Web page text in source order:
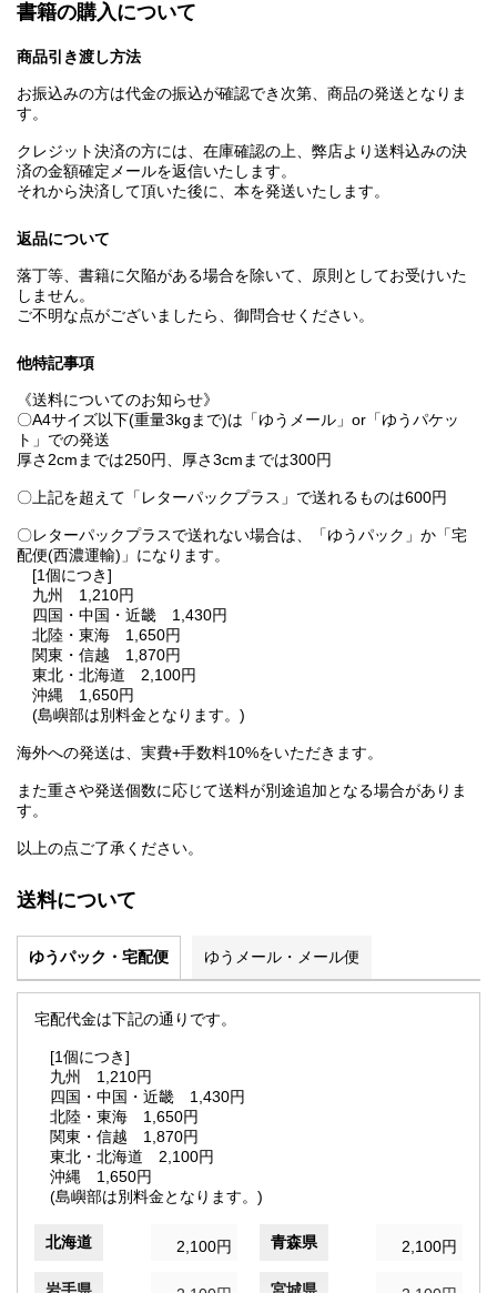
書籍の購入について
商品引き渡し方法
お振込みの方は代金の振込が確認でき次第、商品の発送となりま
す。
クレジット決済の方には、在庫確認の上、弊店より送料込みの決
済の金額確定メールを返信いたします。
それから決済して頂いた後に、本を発送いたします。
返品について
落丁等、書籍に欠陥がある場合を除いて、原則としてお受けいた
しません。
ご不明な点がございましたら、御問合せください。
他特記事項
《送料についてのお知らせ》
〇A4サイズ以下(重量3kgまで)は「ゆうメール」or「ゆうパケッ
ト」での発送
厚さ2cmまでは250円、厚さ3cmまでは300円
〇上記を超えて「レターパックプラス」で送れるものは600円
〇レターパックプラスで送れない場合は、「ゆうパック」か「宅
配便(西濃運輸)」になります。
[1個につき]
九州 1,210円
四国・中国・近畿 1,430円
北陸・東海 1,650円
関東・信越 1,870円
東北・北海道 2,100円
沖縄 1,650円
(島嶼部は別料金となります。)
海外への発送は、実費+手数料10%をいただきます。
また重さや発送個数に応じて送料が別途追加となる場合がありま
す。
以上の点ご了承ください。
送料について
ゆうパック・宅配便 ゆうメール・メール便
宅配代金は下記の通りです。
[1個につき]
九州 1,210円
四国・中国・近畿 1,430円
北陸・東海 1,650円
関東・信越 1,870円
東北・北海道 2,100円
沖縄 1,650円
(島嶼部は別料金となります。)
北海道 2,100円 青森県 2,100円